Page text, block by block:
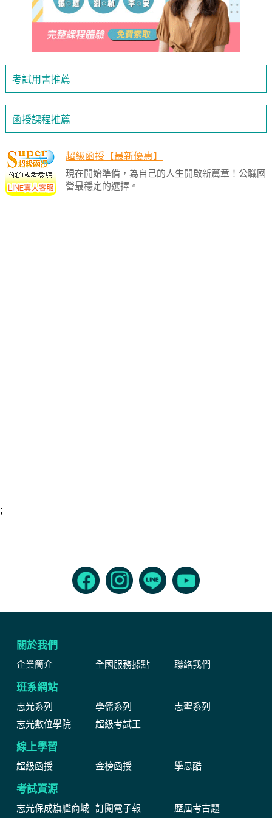
考試用書推薦
函授課程推薦
超級函授【最新優惠】
現在開始準備，為自己的人生開啟新篇章！公職國
營最穩定的選擇。
;
關於我們
企業簡介 全國服務據點 聯絡我們
班系網站
志光系列 學儒系列
志聖系列
志光數位學院
超級考試王
線上學習
超級函授 金榜函授 學思酷
考試資源
志光保成旗艦商城 訂閱電子報 歷屆考古題